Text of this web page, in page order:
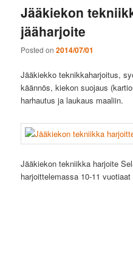
Jääkiekon
jääharjoite
Posted on2014/07/01
Jääkiekko teknikkaharjoitus,
käännös, kiekon suojaus
harhautus ja laukaus maaliin.
Jääkiekon tekniikka harjoite
harjoittelemassa 10-11